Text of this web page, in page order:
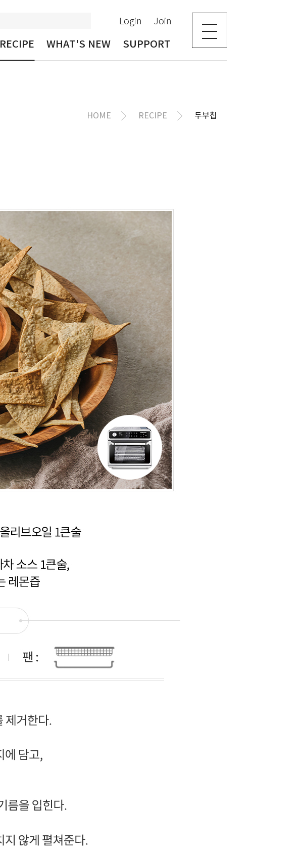
Login Join
RECIPE WHAT'S NEW SUPPORT
HOME RECIPE 두부칩